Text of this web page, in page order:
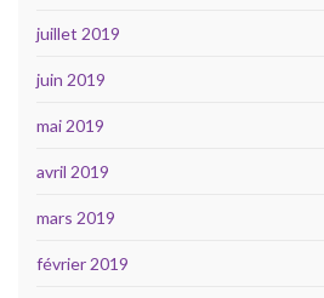
juillet 2019
juin 2019
mai 2019
avril 2019
mars 2019
février 2019